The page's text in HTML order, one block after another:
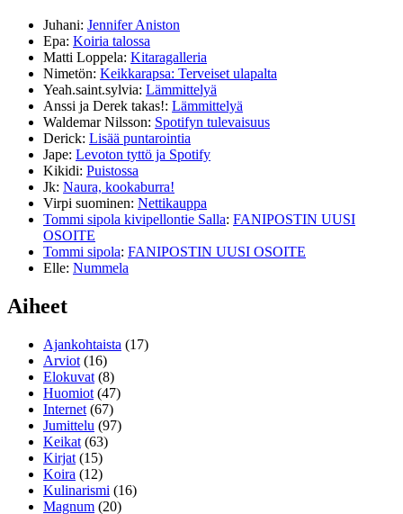
Juhani: Jennifer Aniston
Epa: Koiria talossa
Matti Loppela: Kitaragalleria
Nimetön: Keikkarapsa: Terveiset ulapalta
Yeah.saint.sylvia: Lämmittelyä
Anssi ja Derek takas!: Lämmittelyä
Waldemar Nilsson: Spotifyn tulevaisuus
Derick: Lisää puntarointia
Jape: Levoton tyttö ja Spotify
Kikidi: Puistossa
Jk: Naura, kookaburra!
Virpi suominen: Nettikauppa
Tommi sipola kivipellontie Salla: FANIPOSTIN UUSI
OSOITE
Tommi sipola: FANIPOSTIN UUSI OSOITE
Elle: Nummela
Aiheet
Ajankohtaista (17)
Arviot (16)
Elokuvat (8)
Huomiot (47)
Internet (67)
Jumittelu (97)
Keikat (63)
Kirjat (15)
Koira (12)
Kulinarismi (16)
Magnum (20)